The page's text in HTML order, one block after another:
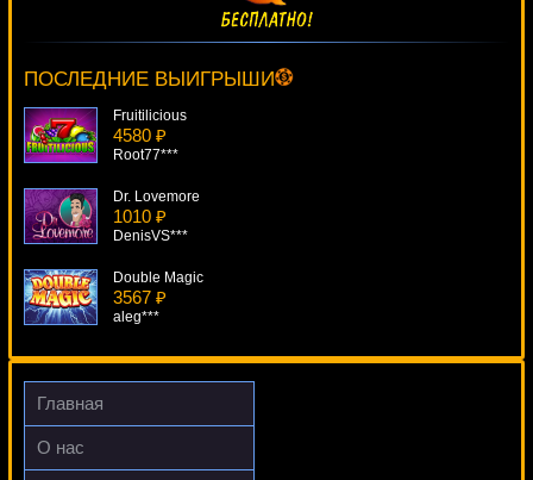
ПОСЛЕДНИЕ ВЫИГРЫШИ
alex***
Fruitilicious
4580 ₽
Root77***
Dr. Lovemore
1010 ₽
DenisVS***
Double Magic
3567 ₽
aleg***
Trolls
1412 ₽
Главная
О нас